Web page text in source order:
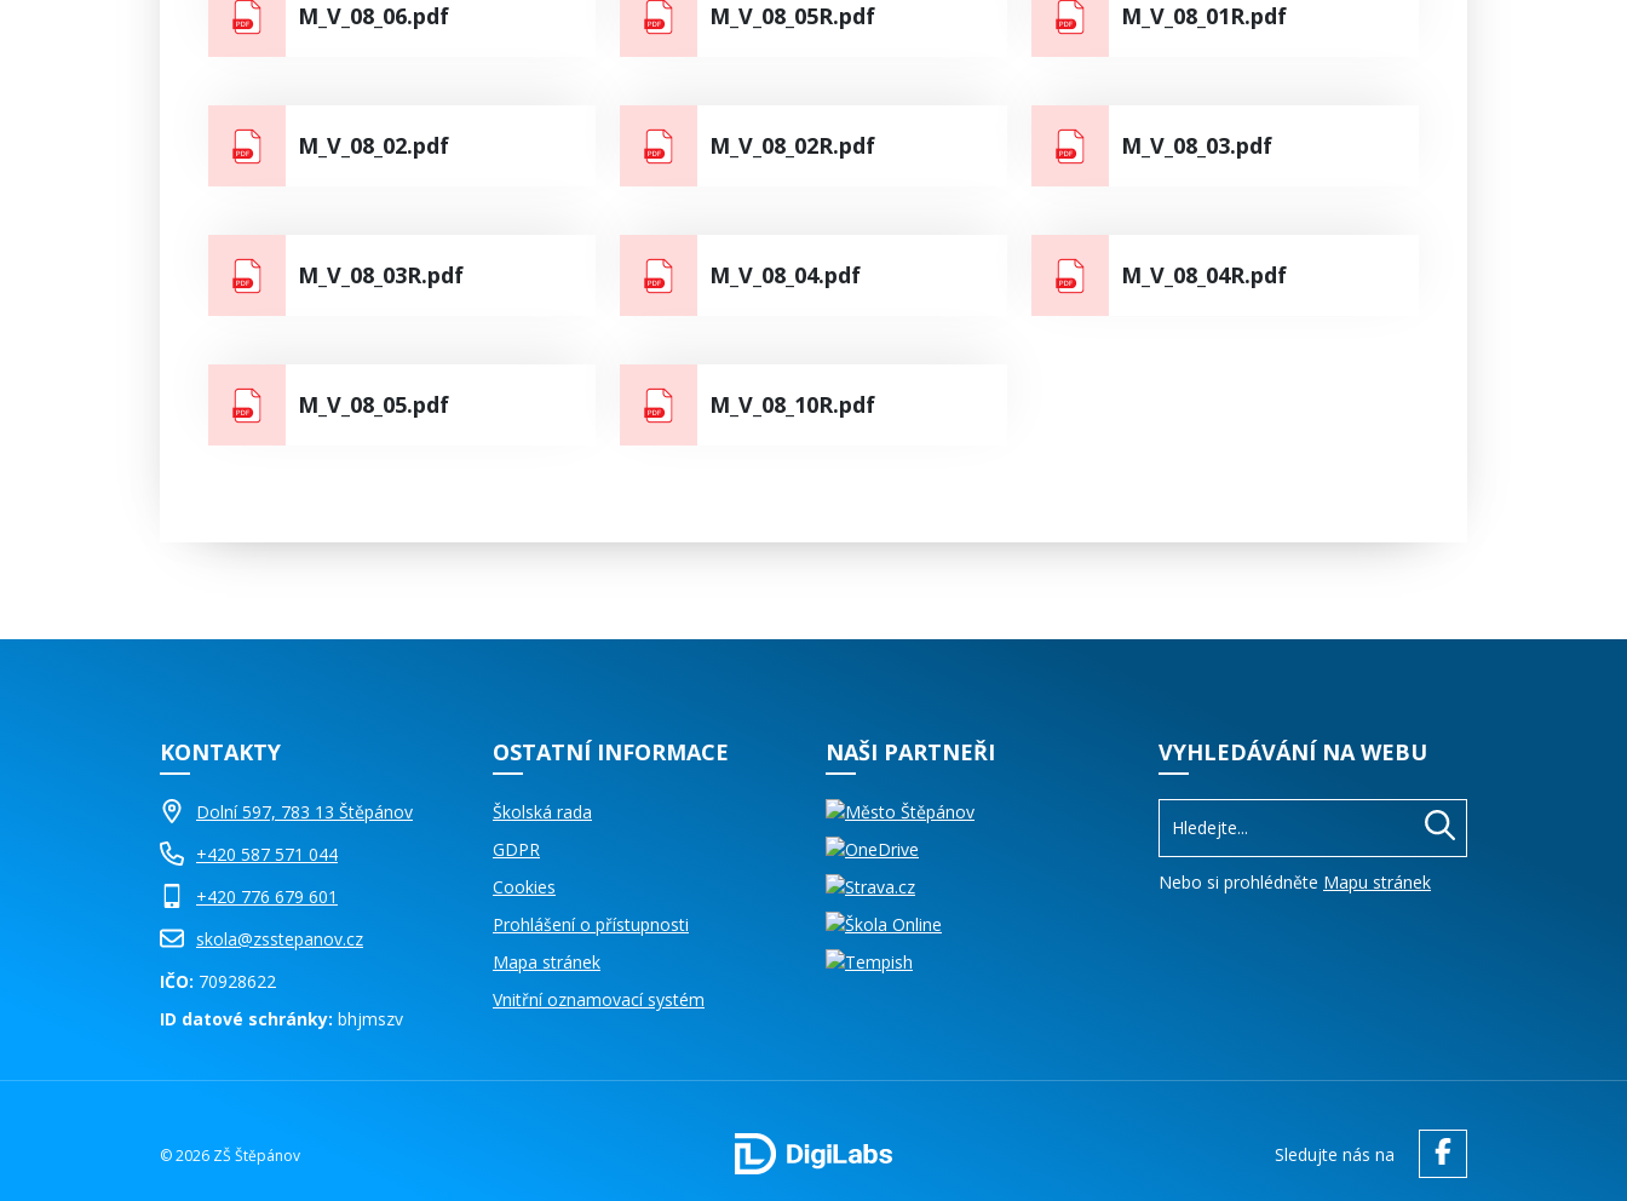
M_V_08_06.pdf M_V_08_05R.pdf M_V_08_01R.pdf
M_V_08_02.pdf M_V_08_02R.pdf M_V_08_03.pdf
M_V_08_03R.pdf M_V_08_04.pdf M_V_08_04R.pdf
M_V_08_05.pdf M_V_08_10R.pdf
KONTAKTY
Dolní 597, 783 13 Štěpánov
+420 587 571 044
+420 776 679 601
skola@zsstepanov.cz
IČO: 70928622
ID datové schránky: bhjmszv
OSTATNÍ INFORMACE
Školská rada
GDPR
Cookies
Prohlášení o přístupnosti
Mapa stránek
Vnitřní oznamovací systém
NAŠI PARTNEŘI VYHLEDÁVÁNÍ NA WEBU
Nebo si prohlédněte Mapu stránek
© 2026 ZŠ Štěpánov Sledujte nás na